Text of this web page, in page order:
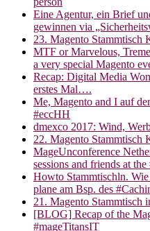
Eine Agentur, ein Brief
gewinnen via
23. Magento Stammtisch
MTF or Marvelous,
a very special Magento
Recap: Digital Media
erstes Mal….
Me, Magento and I auf
#eccHH
dmexco 2017: Wind,
22. Magento
MageUnconference
sessions and friends at
Howto Stammtischln.
plane am Bsp. des
21. Magento Stammtisch
[BLOG] Recap of the
#mageTitansIT